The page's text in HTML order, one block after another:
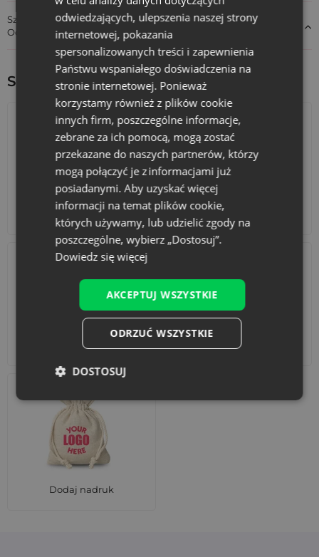
Szczegóły dotyczące zgodności produktu z przepisami:
Odpowiedzialność za produkt
Sprawdź inne ciekawe produkty:
Kalendarze adwentowe Torby bawełniane
Akcesoria i dekoracje Zestawy
Dodaj nadruk
odwiedzających, ulepszenia naszej strony
internetowej, pokazania
spersonalizowanych treści i zapewnienia
Państwu wspaniałego doświadczenia na
stronie internetowej. Ponieważ
korzystamy również z plików cookie
innych firm, poszczególne informacje,
zebrane za ich pomocą, mogą zostać
przekazane do naszych partnerów, którzy
mogą połączyć je z informacjami już
posiadanymi. Aby uzyskać więcej
informacji na temat plików cookie,
których używamy, lub udzielić zgody na
poszczególne, wybierz „Dostosuj”.
Dowiedz się więcej
AKCEPTUJ WSZYSTKIE
ODRZUĆ WSZYSTKIE
DOSTOSUJ